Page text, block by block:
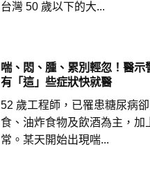
台灣 50 歲以下的大...
喘、悶、腫、累別輕忽！醫示
有「這」些症狀快就醫
52 歲工程師，已罹患糖尿病
食、油炸食物及飲酒為主，加
常。某天開始出現喘...